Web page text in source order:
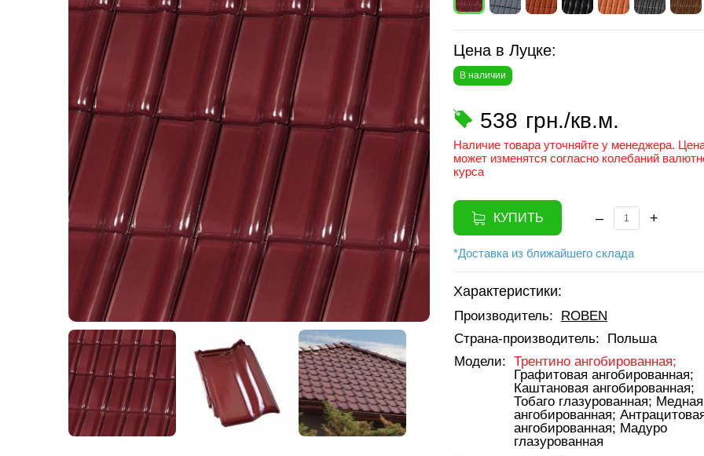
Цена в Луцке:
В наличии
538 грн./кв.м.
Наличие товара уточняйте у менеджера.
может изменятся согласно колебаний
курса
КУПИТЬ – +
*Доставка из ближайшего склада
Характеристики:
Производитель:
ROBEN
Страна-производитель:
Польша
Модели: Трентино ангобированная;
Графитовая ангобированная;
Каштановая ангобированная;
Тобаго глазурованная; Медная
ангобированная;
ангобированная; Мадуро
глазурованная